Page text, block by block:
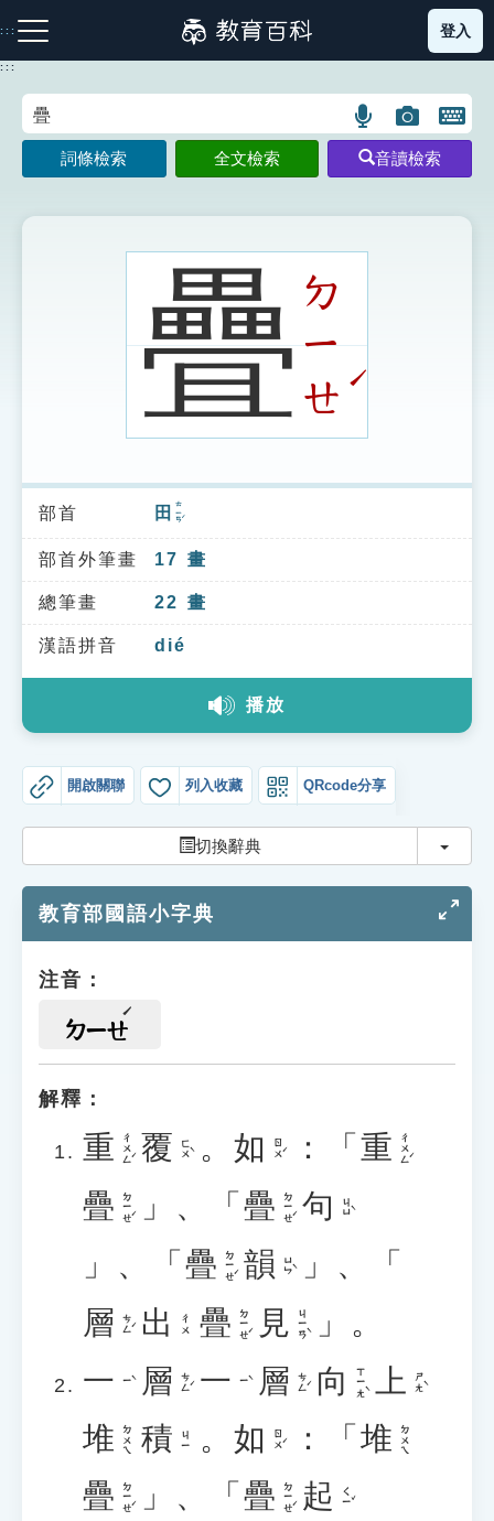
到
主
:::
注音索引圖示 筆畫索引圖示 部首索引表圖示
索引選單
知識索引
單字索引
生命大百科索引
登入
:::
語
言
搜
示
圖
片
搜
開
鍵
圖
詞條檢索 全文檢索 音讀檢索
疊ㄉ
ㄧ
ㄝ
ˊ
部首 田 ㄊㄧㄢˊ
部首外筆畫 17 畫
總筆畫 22 畫
漢語拼音 dié
播放
開啟關聯 列入收藏 QRcode分享
切換辭典 切換
教育部國語小字典
注音：
ㄉㄧㄝ
解釋：
重 ㄔㄨㄥˊ 覆 ㄈㄨˋ 。 如 ㄖㄨˊ ：「 重 ㄔㄨㄥˊ
疊 ㄉㄧㄝˊ 」、「 疊 ㄉㄧㄝˊ 句 ㄐㄩˋ
」、「 疊 ㄉㄧㄝˊ 韻 ㄩㄣˋ
」、「
層 ㄘㄥˊ 出 ㄔㄨ 疊 ㄉㄧㄝˊ 見 ㄐㄧㄢˋ
」。
一
ㄧˋ 層 ㄘㄥˊ 一 ㄧˋ 層 ㄘㄥˊ 向 ㄒㄧㄤˋ 上 ㄕㄤˋ
堆 ㄉㄨㄟ 積 ㄐㄧ 。 如 ㄖㄨˊ ：「 堆 ㄉㄨㄟ
疊 ㄉㄧㄝˊ 」、「 疊 ㄉㄧㄝˊ 起 ㄑㄧˇ